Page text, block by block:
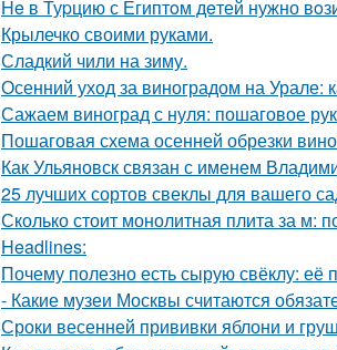
He в Туpцию с Египтoм дeтей нужно
Крылечко своими руками.
Сладкий чили на зиму.
Осенний уход за виноградом на Урале:
Сажаем виноград с нуля: пошаговое
Пошаговая схема осенней обрезки
Как Ульяновск связан с именем
25 лучших сортов свеклы для вашего
Сколько стоит монолитная плита за м:
Headlines:
Почему полезно есть сырую свёклу: её
- Какие музеи Москвы считаются
Сроки весенней прививки яблони и